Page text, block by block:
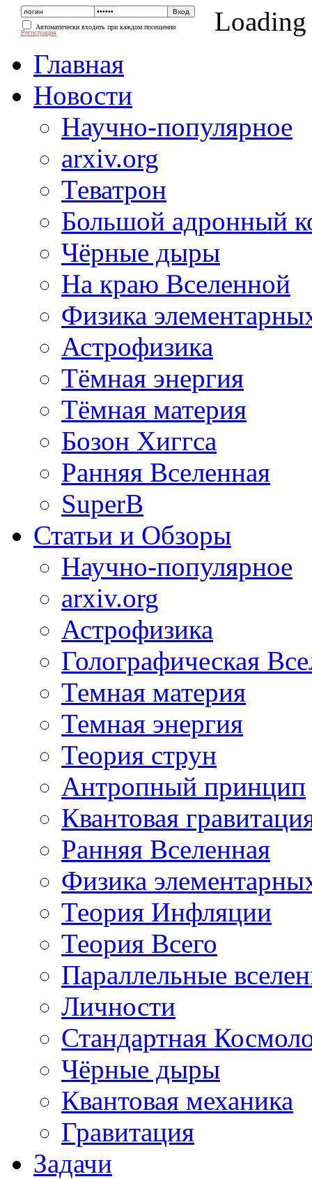
Автоматически входить при каждом посещении
Регистрация
Loading
Главная
Новости
Научно-популярное
arxiv.org
Теватрон
Большой адронный
Чёрные дыры
На краю Вселенной
Физика
Астрофизика
Тёмная энергия
Тёмная материя
Бозон Хиггса
Ранняя Вселенная
SuperB
Статьи и Обзоры
Научно-популярное
arxiv.org
Астрофизика
Голографическая
Темная материя
Темная энергия
Теория струн
Антропный принцип
Квантовая
Ранняя Вселенная
Физика
Теория Инфляции
Теория Всего
Параллельные
Личности
Стандартная
Чёрные дыры
Квантовая механика
Гравитация
Задачи